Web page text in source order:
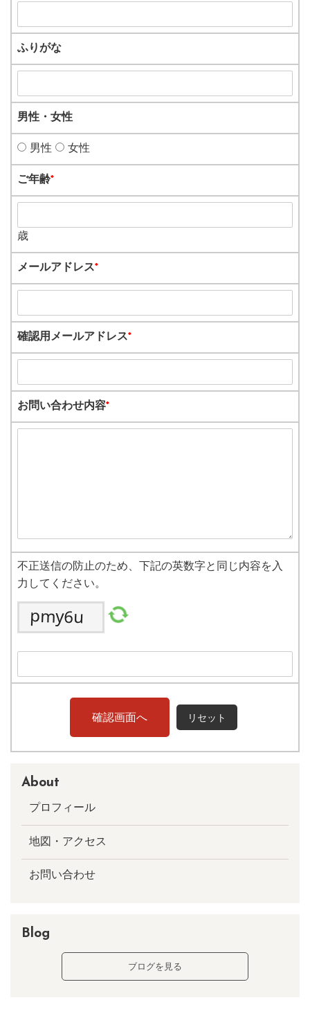
ふりがな
男性・女性
男性 女性
ご年齢*
歳
メールアドレス*
確認用メールアドレス*
お問い合わせ内容*
不正送信の防止のため、下記の英数字と同じ内容を入
力してください。
About
プロフィール
地図・アクセス
お問い合わせ
Blog
ブログを見る